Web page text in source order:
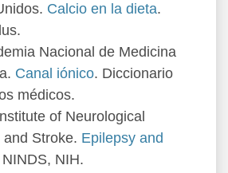
Calcio en la dieta.
Nacional de Medicina
Canal iónico. Diccionario
médicos.
of Neurological
and Stroke. Epilepsy and
NINDS, NIH.